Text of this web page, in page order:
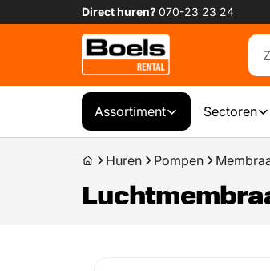
Direct huren?070-23 23 24
Assortiment Sectoren
Huren Pompen